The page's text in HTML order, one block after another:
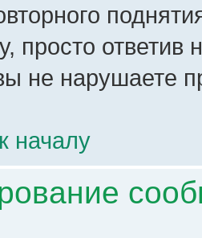
просто ответив
не нарушаете
началу